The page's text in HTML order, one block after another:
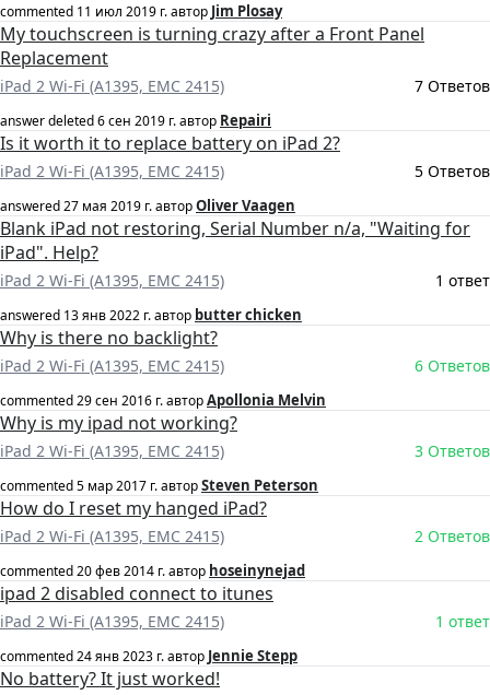
commented 11 июл 2019 г.автор Jim Plosay
My touchscreen is turning crazy after a Front Panel
Replacement
iPad 2 Wi-Fi (A1395, EMC 2415) 7 Ответов
answer deleted6 сен 2019 г.автор Repairi
Is it worth it to replace battery on iPad 2?
iPad 2 Wi-Fi (A1395, EMC 2415) 5 Ответов
answered27 мая 2019 г.авторOliver Vaagen
Blank iPad not restoring, Serial Number n/a, "Waiting for
iPad". Help?
iPad 2 Wi-Fi (A1395, EMC 2415) 1 ответ
answered 13 янв 2022 г.автор butter chicken
Why is there no backlight?
iPad 2 Wi-Fi (A1395, EMC 2415) 6 Ответов
commented29 сен 2016 г.авторApollonia Melvin
Why is my ipad not working?
iPad 2 Wi-Fi (A1395, EMC 2415) 3 Ответов
commented5 мар 2017 г.авторSteven Peterson
How do I reset my hanged iPad?
iPad 2 Wi-Fi (A1395, EMC 2415) 2 Ответов
commented20 фев 2014 г.автор hoseinynejad
ipad 2 disabled connect to itunes
iPad 2 Wi-Fi (A1395, EMC 2415) 1 ответ
commented24 янв 2023 г.автор Jennie Stepp
No battery? It just worked!